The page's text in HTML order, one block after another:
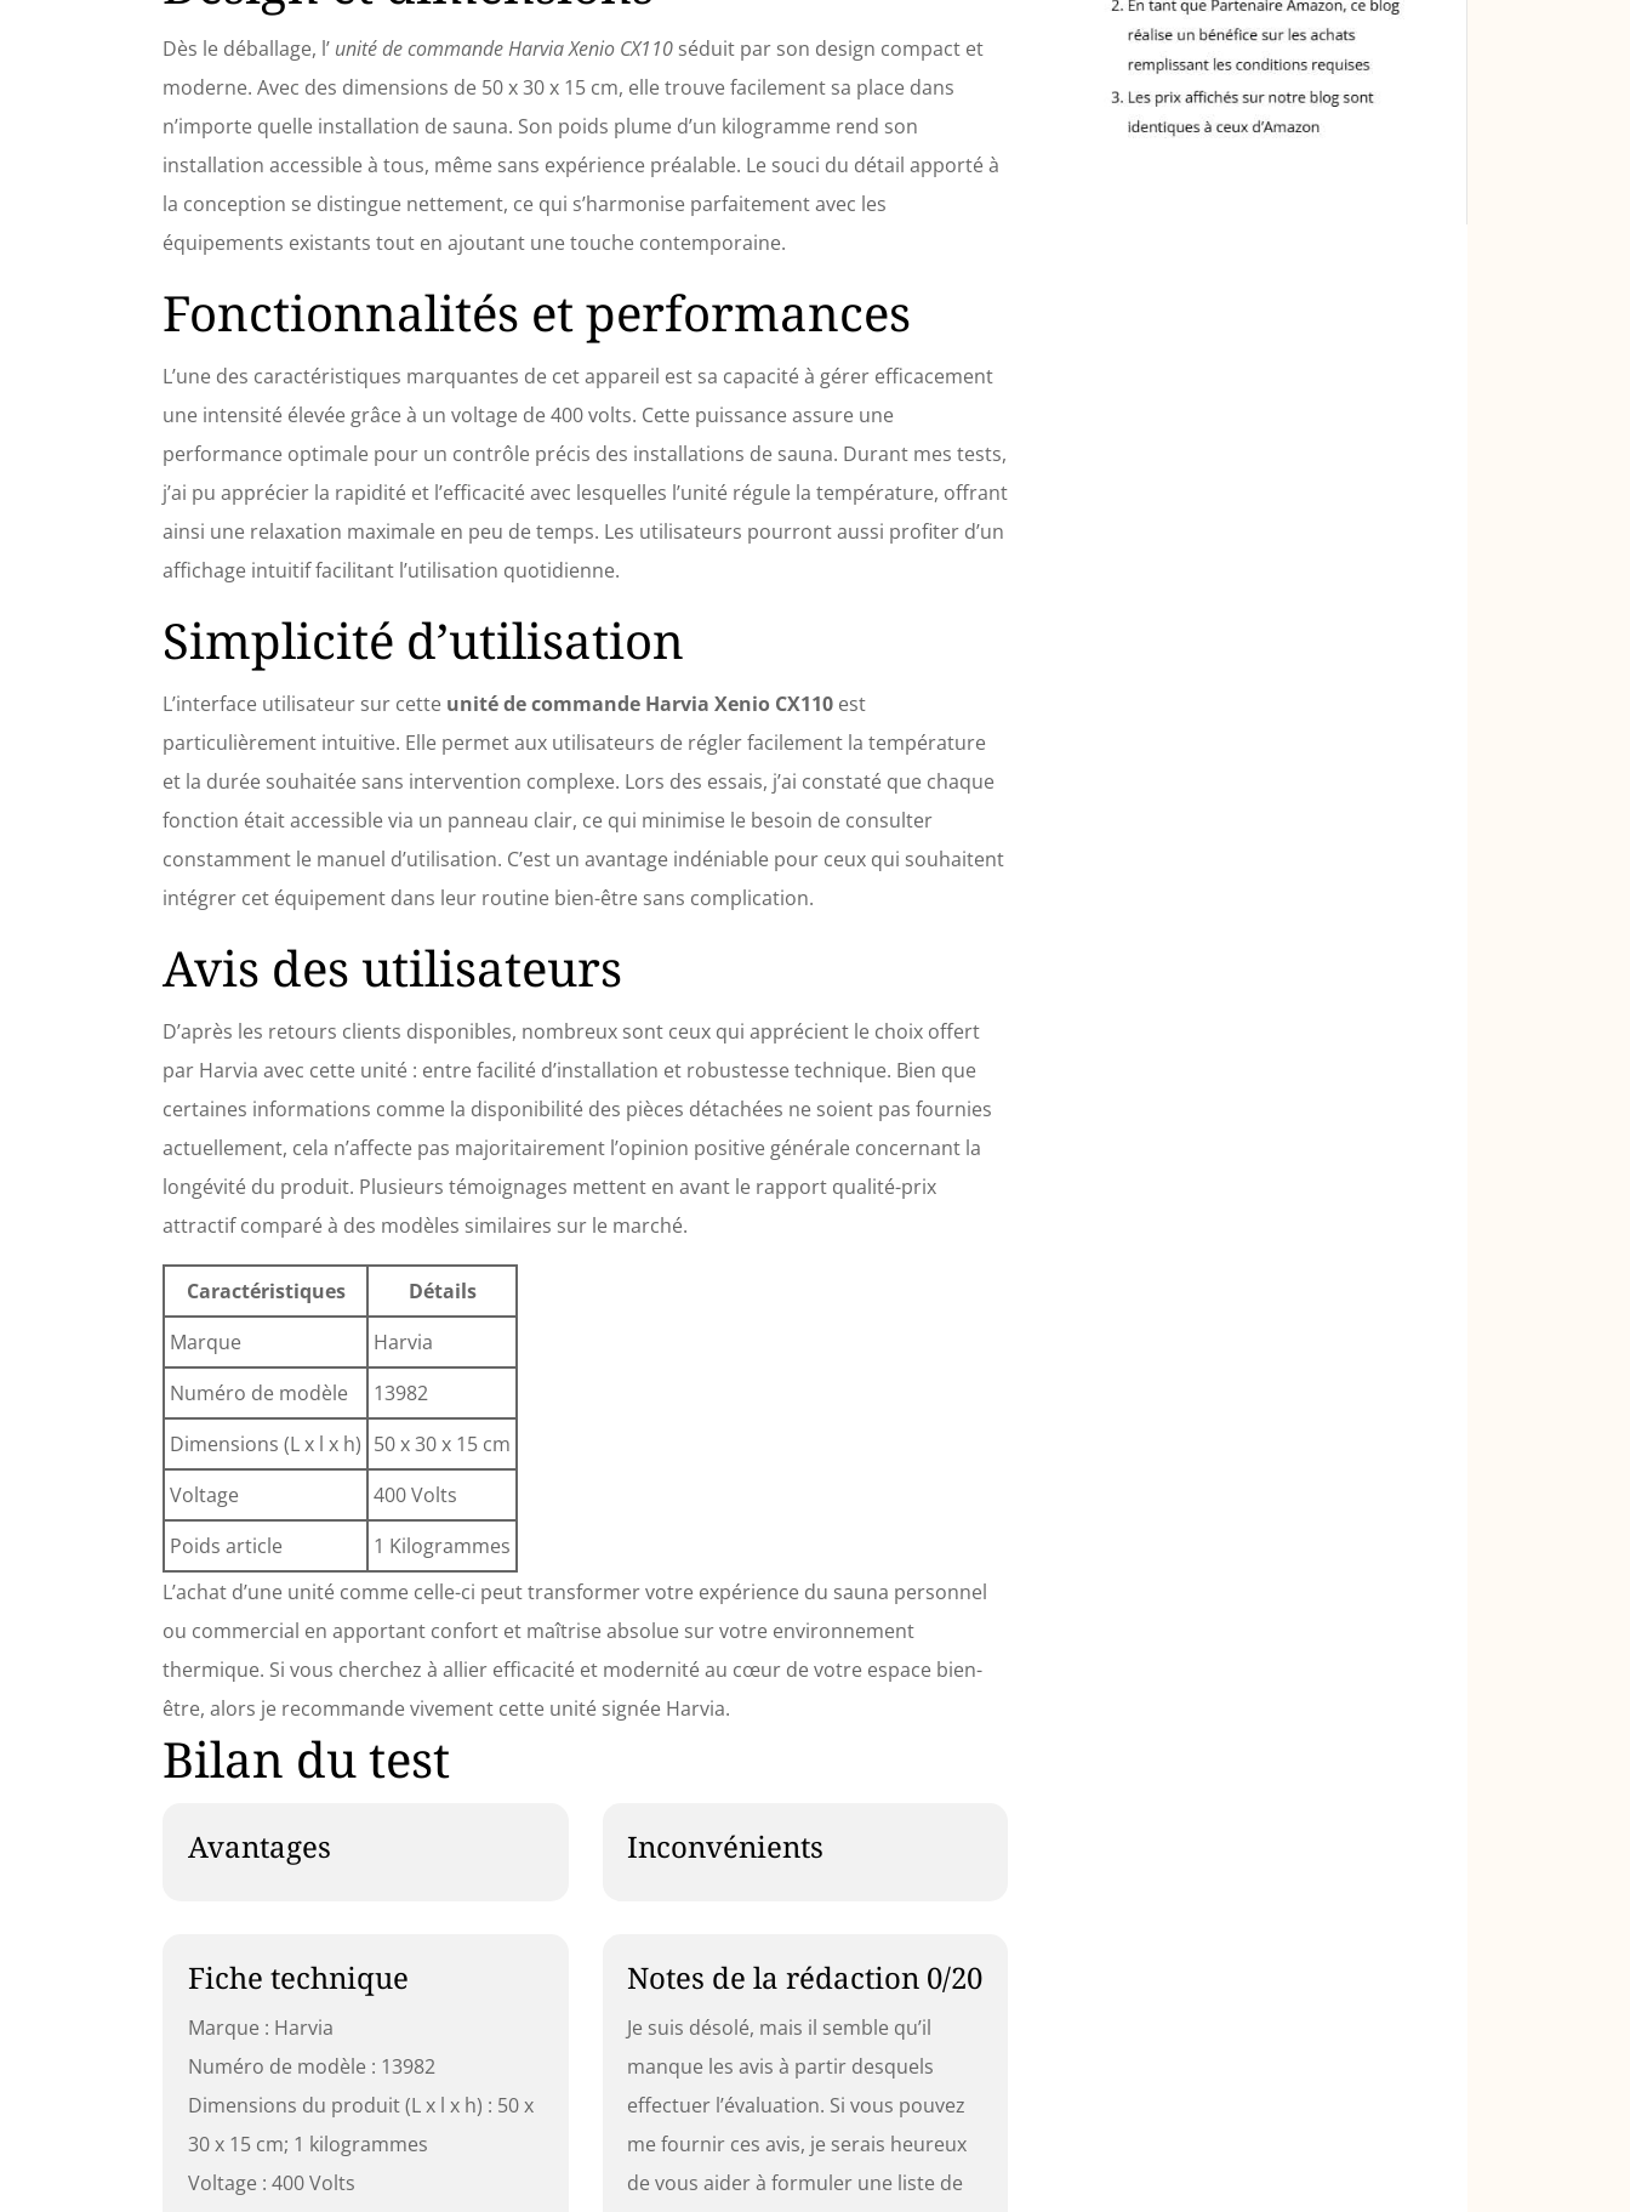
Dès le déballage, l’ unité de commande Harvia Xenio CX110 séduit par son design compact et
moderne. Avec des dimensions de 50 x 30 x 15 cm, elle trouve facilement sa place dans
n’importe quelle installation de sauna. Son poids plume d’un kilogramme rend son
installation accessible à tous, même sans expérience préalable. Le souci du détail apporté à
la conception se distingue nettement, ce qui s’harmonise parfaitement avec les
équipements existants tout en ajoutant une touche contemporaine.
Fonctionnalités et performances
L’une des caractéristiques marquantes de cet appareil est sa capacité à gérer efficacement
une intensité élevée grâce à un voltage de 400 volts. Cette puissance assure une
performance optimale pour un contrôle précis des installations de sauna. Durant mes tests,
j’ai pu apprécier la rapidité et l’efficacité avec lesquelles l’unité régule la température, offrant
ainsi une relaxation maximale en peu de temps. Les utilisateurs pourront aussi profiter d’un
affichage intuitif facilitant l’utilisation quotidienne.
Simplicité d’utilisation
L’interface utilisateur sur cette unité de commande Harvia Xenio CX110 est
particulièrement intuitive. Elle permet aux utilisateurs de régler facilement la température
et la durée souhaitée sans intervention complexe. Lors des essais, j’ai constaté que chaque
fonction était accessible via un panneau clair, ce qui minimise le besoin de consulter
constamment le manuel d’utilisation. C’est un avantage indéniable pour ceux qui souhaitent
intégrer cet équipement dans leur routine bien-être sans complication.
Avis des utilisateurs
D’après les retours clients disponibles, nombreux sont ceux qui apprécient le choix offert
par Harvia avec cette unité : entre facilité d’installation et robustesse technique. Bien que
certaines informations comme la disponibilité des pièces détachées ne soient pas fournies
actuellement, cela n’affecte pas majoritairement l’opinion positive générale concernant la
longévité du produit. Plusieurs témoignages mettent en avant le rapport qualité-prix
attractif comparé à des modèles similaires sur le marché.
Caractéristiques
Détails
Marque
Harvia
Numéro de modèle
13982
Dimensions (L x l x h) 50 x 30 x 15 cm
Voltage
400 Volts
Poids article
1 Kilogrammes
L’achat d’une unité comme celle-ci peut transformer votre expérience du sauna personnel
ou commercial en apportant confort et maîtrise absolue sur votre environnement
thermique. Si vous cherchez à allier efficacité et modernité au cœur de votre espace bien-
être, alors je recommande vivement cette unité signée Harvia.
Bilan du test
Avantages Inconvénients
Fiche technique
Marque : Harvia
Numéro de modèle : 13982
Dimensions du produit (L x l x h) : 50 x
30 x 15 cm; 1 kilogrammes
Voltage : 400 Volts
Notes de la rédaction 0/20
Je suis désolé, mais il semble qu’il
manque les avis à partir desquels
effectuer l’évaluation. Si vous pouvez
me fournir ces avis, je serais heureux
de vous aider à formuler une liste de